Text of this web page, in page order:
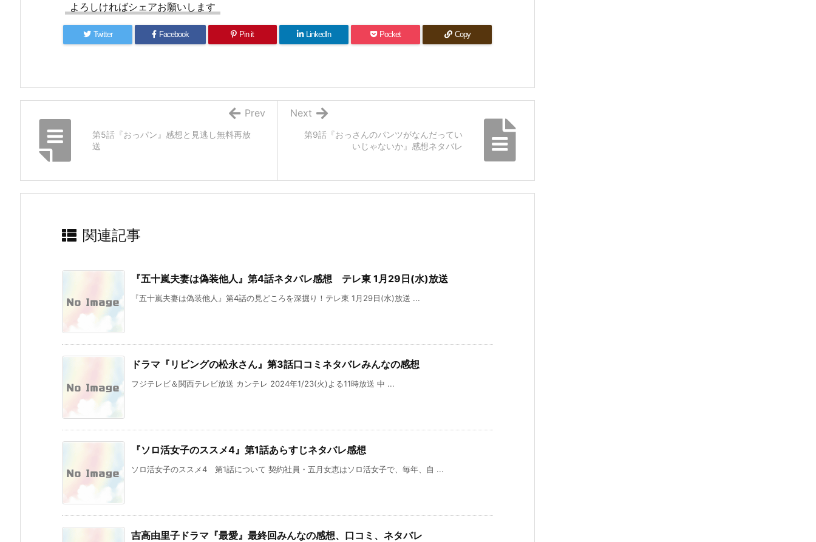
よろしければシェアお願いします
Twitter Facebook Pin it LinkedIn Pocket Copy
第9話『おっさんのパンツがなんだってい
いじゃないか』感想ネタバレ
Next
第5話『おっパン』感想と見逃し無料再放
送
Prev
関連記事
『五十嵐夫妻は偽装他人』第4話ネタバレ感想 テレ東 1月29日(水)放送
『五十嵐夫妻は偽装他人』第4話の見どころを深掘り！テレ東 1月29日(水)放送 ...
ドラマ『リビングの松永さん』第3話口コミネタバレみんなの感想
フジテレビ＆関西テレビ放送 カンテレ 2024年1/23(火)よる11時放送 中 ...
『ソロ活女子のススメ4』第1話あらすじネタバレ感想
ソロ活女子のススメ4 第1話について 契約社員・五月女恵はソロ活女子で、毎年、自 ...
吉高由里子ドラマ『最愛』最終回みんなの感想、口コミ、ネタバレ